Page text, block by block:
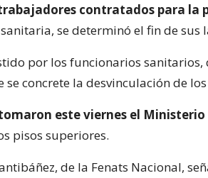
contratados para la
se determinó el fin de sus
por los funcionarios
se concrete la desvinculación de
este viernes el Ministerio
pisos superiores.
de la Fenats Nacional,